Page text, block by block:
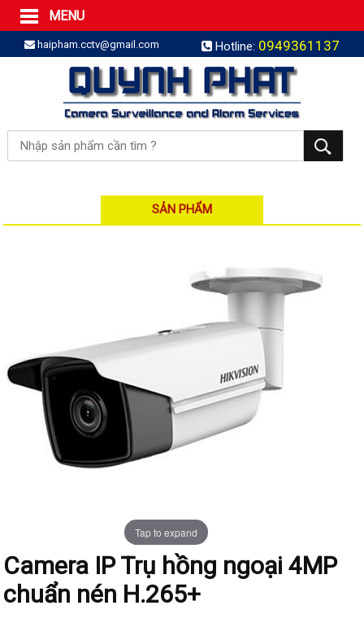
MENU
Trang Chủ
Sản phẩm
SẢN PHẨM TRỌN GÓI
LẮP BÁO TRỘM TRỌN GÓI
LẮP CAMERA TRỌN GÓI
Camera IP
Camera IP KBVISION
Camera IP HIKVISION
Đầu ghi IP HIKVISION
Đầu ghi IP KBVISION
Đầu ghi IP HDParagon
Đầu ghi IP Dahua
Đầu ghi IP Visionhitech
Camera Visionhitech
Camera KBVISION
haipham.cctv@gmail.com Hotline: 0949361137
SẢN PHẨM
Tap to expand
Camera IP Trụ hồng ngoại 4MP
chuẩn nén H.265+